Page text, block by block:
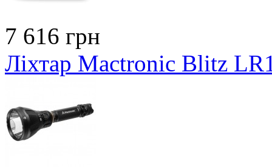
7 616 грн
Ліхтар Mactronic Blitz